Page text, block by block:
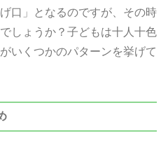
口」となるのですが、その時
しょうか？子どもは十人十色
いくつかのパターンを挙げて